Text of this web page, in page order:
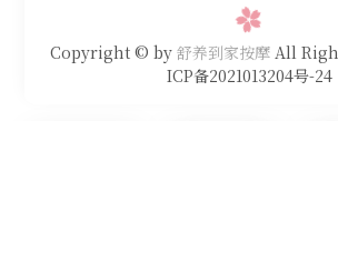
Copyright © by 舒养到家按摩All
ICP备2021013204号-24